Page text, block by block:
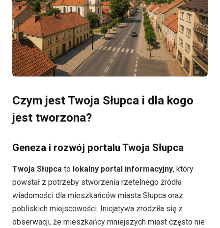
Czym jest Twoja Słupca i dla kogo
jest tworzona?
Geneza i rozwój portalu Twoja Słupca
Twoja Słupca to lokalny portal informacyjny, który
powstał z potrzeby stworzenia rzetelnego źródła
wiadomości dla mieszkańców miasta Słupca oraz
pobliskich miejscowości. Inicjatywa zrodziła się z
obserwacji, że mieszkańcy mniejszych miast często nie